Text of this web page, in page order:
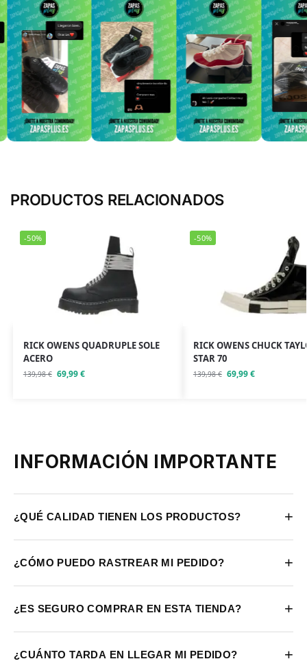
PRODUCTOS RELACIONADOS
-50%
RICK OWENS QUADRUPLE SOLE
ACERO
139,98€ 69,99€
-50%
RICK OWENS CHUCK
STAR 70
139,98€ 69,99€
INFORMACIÓN IMPORTANTE
¿QUÉ CALIDAD TIENEN LOS PRODUCTOS? +
¿CÓMO PUEDO RASTREAR MI PEDIDO? +
¿ES SEGURO COMPRAR EN ESTA TIENDA? +
¿CUÁNTO TARDA EN LLEGAR MI PEDIDO? +